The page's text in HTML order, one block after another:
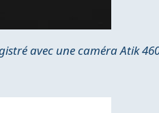
avec une caméra Atik